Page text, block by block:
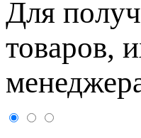
Для
товaров,